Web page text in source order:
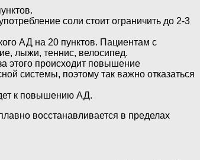
соли стоит ограничить до 2-3
АД на 20 пунктов. Пациентам с
лыжи, теннис, велосипед.
этого происходит повышение
системы, поэтому так важно отказаться
к повышению АД.
восстанавливается в пределах